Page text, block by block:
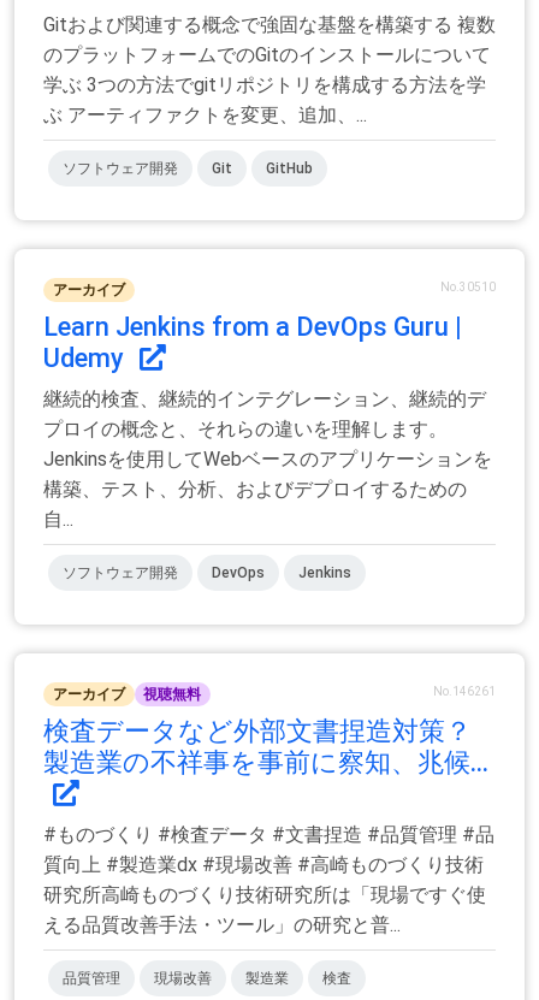
Gitおよび関連する概念で強固な基盤を構築する 複数
のプラットフォームでのGitのインストールについて
学ぶ 3つの方法でgitリポジトリを構成する方法を学
ぶ アーティファクトを変更、追加、...
ソフトウェア開発 Git GitHub
アーカイブ No.30510
Learn Jenkins from a DevOps Guru |
Udemy
継続的検査、継続的インテグレーション、継続的デ
プロイの概念と、それらの違いを理解します。
Jenkinsを使用してWebベースのアプリケーションを
構築、テスト、分析、およびデプロイするための
自...
ソフトウェア開発 DevOps Jenkins
アーカイブ 視聴無料 No.146261
検査データなど外部文書捏造対策？
製造業の不祥事を事前に察知、兆候...
#ものづくり #検査データ #文書捏造 #品質管理 #品
質向上 #製造業dx #現場改善 #高崎ものづくり技術
研究所高崎ものづくり技術研究所は「現場ですぐ使
える品質改善手法・ツール」の研究と普...
品質管理 現場改善 製造業 検査